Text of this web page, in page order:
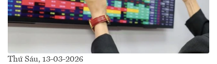
Thứ Sáu, 13-03-2026